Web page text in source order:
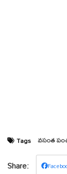
Tags వసంత